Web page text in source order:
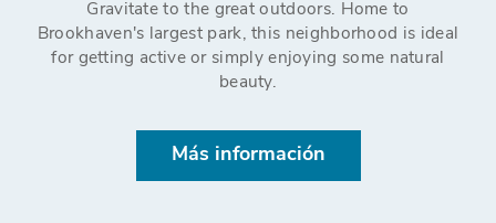
Gravitate to the great outdoors. Home to
Brookhaven's largest park, this neighborhood is ideal
for getting active or simply enjoying some natural
beauty.
Más información